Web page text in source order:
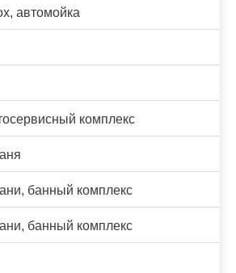
автомойка
комплекс
банный комплекс
банный комплекс